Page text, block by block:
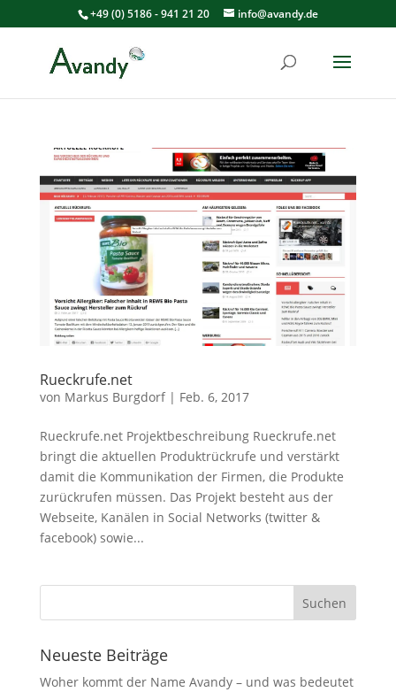
+49 (0) 5186 - 941 21 20 info@avandy.de
Rueckrufe.net
von Markus Burgdorf| Feb. 6, 2017
Rueckrufe.net Projektbeschreibung Rueckrufe.net
bringt die aktuellen Produktrückrufe und verstärkt
damit die Kommunikation der Firmen, die Produkte
zurückrufen müssen. Das Projekt besteht aus der
Webseite, Kanälen in Social Networks (twitter &
facebook) sowie...
Neueste Beiträge
Woher kommt der Name Avandy – und was bedeutet